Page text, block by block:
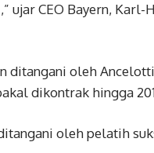
ujar CEO Bayern, Karl-
ditangani oleh
dikontrak hingga
oleh pelatih